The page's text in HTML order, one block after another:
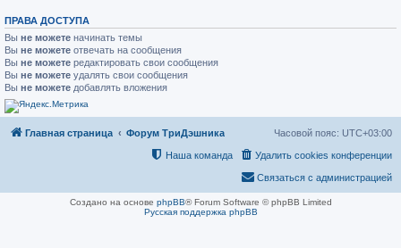
ПРАВА ДОСТУПА
Вы не можете начинать темы
Вы не можете отвечать на сообщения
Вы не можете редактировать свои сообщения
Вы не можете удалять свои сообщения
Вы не можете добавлять вложения
Главная страница Форум ТриДэшника Часовой пояс: UTC+03:00
Удалить cookies конференции
Наша команда
Связаться с администрацией
Создано на основе phpBB® Forum Software © phpBB Limited
Русская поддержка phpBB